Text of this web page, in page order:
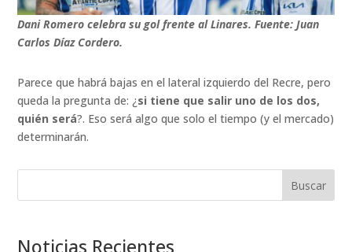
Dani Romero celebra su gol frente al Linares. Fuente: Juan
Carlos Díaz Cordero.
Parece que habrá bajas en el lateral izquierdo del Recre, pero
queda la pregunta de: ¿si tiene que salir uno de los dos,
quién será?. Eso será algo que solo el tiempo (y el mercado)
determinarán.
Buscar
Noticias Recientes